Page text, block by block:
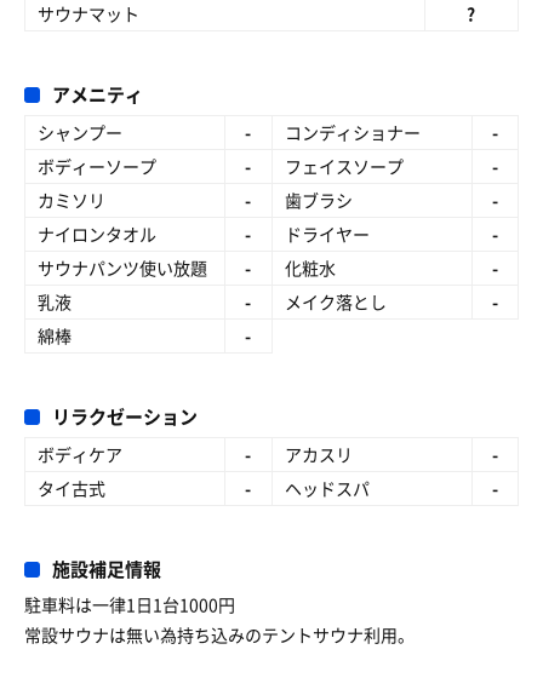
サウナマット
?
アメニティ
シャンプー - コンディショナー
-
ボディーソープ
- フェイスソープ
-
カミソリ
- 歯ブラシ
-
ナイロンタオル
- ドライヤー
-
サウナパンツ使い放題
- 化粧水
-
乳液
- メイク落とし
-
綿棒
-
リラクゼーション
ボディケア - アカスリ
-
タイ古式
- ヘッドスパ -
施設補足情報
駐車料は一律1日1台1000円
常設サウナは無い為持ち込みのテントサウナ利用。